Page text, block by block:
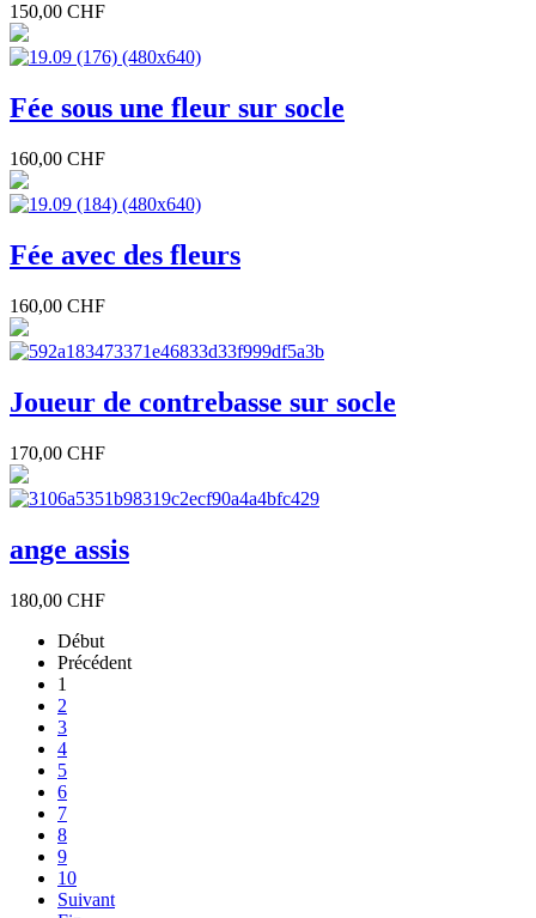
150,00 CHF
Fée sous une fleur sur socle
160,00 CHF
Fée avec des fleurs
160,00 CHF
Joueur de contrebasse sur socle
170,00 CHF
ange assis
180,00 CHF
Début
Précédent
1
2
3
4
5
6
7
8
9
10
Suivant